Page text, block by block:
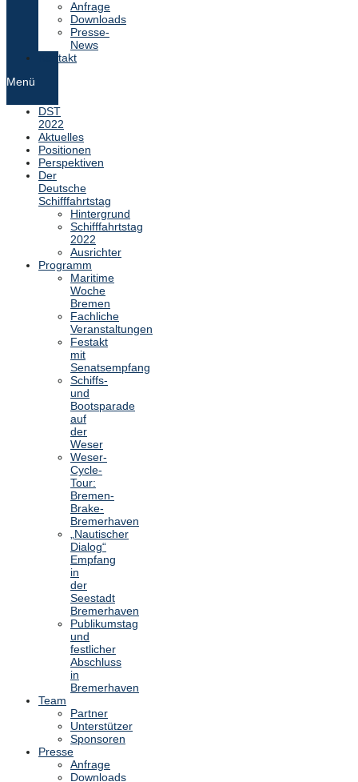
Anfrage
Downloads
Presse-
News
Kontakt
Menü
DST
2022
Aktuelles
Positionen
Perspektiven
Der
Deutsche
Schifffahrtstag
Hintergrund
Schifffahrtstag
2022
Ausrichter
Programm
Maritime
Woche
Bremen
Fachliche
Veranstaltungen
Festakt
mit
Senatsempfang
Schiffs-
und
Bootsparade
auf
der
Weser
Weser-
Cycle-
Tour:
Bremen-
Brake-
Bremerhaven
„Nautischer
Dialog“
Empfang
in
der
Seestadt
Bremerhaven
Publikumstag
und
festlicher
Abschluss
in
Bremerhaven
Team
Partner
Unterstützer
Sponsoren
Presse
Anfrage
Downloads